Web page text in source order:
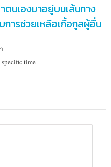
นเองมาอยู่บนเส้นทาง
ารช่วยเหลือเกื้อกูลผู้อื่น
time